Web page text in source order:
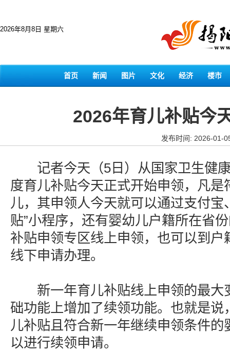
2026年8月8日 星期六
首页 新闻 图片 文化 经济 楼市
2026年育儿补贴今
发布时间: 2026-01-
记者今天（5日）从国家卫生健康
度育儿补贴今天正式开始申领，凡是
儿，其申领人今天就可以通过支付宝
贴”小程序，还有婴幼儿户籍所在省
补贴申领专区线上申领，也可以到户
线下申请办理。
新一年育儿补贴线上申领的最大
础功能上增加了续领功能。也就是说
儿补贴且符合新一年继续申领条件的
以进行续领申请。